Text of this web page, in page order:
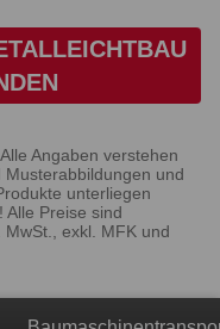
Angaben verstehen
und
unterliegen
Preise sind
exkl. MFK und